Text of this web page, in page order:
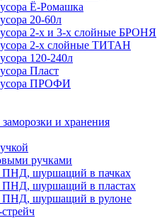
Ё-Ромашка
20-60л
2-х и 3-х слойные БРОНЯ
2-х слойные ТИТАН
120-240л
Пласт
ПРОФИ
и хранения
ручками
ПНД, шуршащий в пачках
ПНД, шуршащий в пластах
ПНД, шуршащий в рулоне